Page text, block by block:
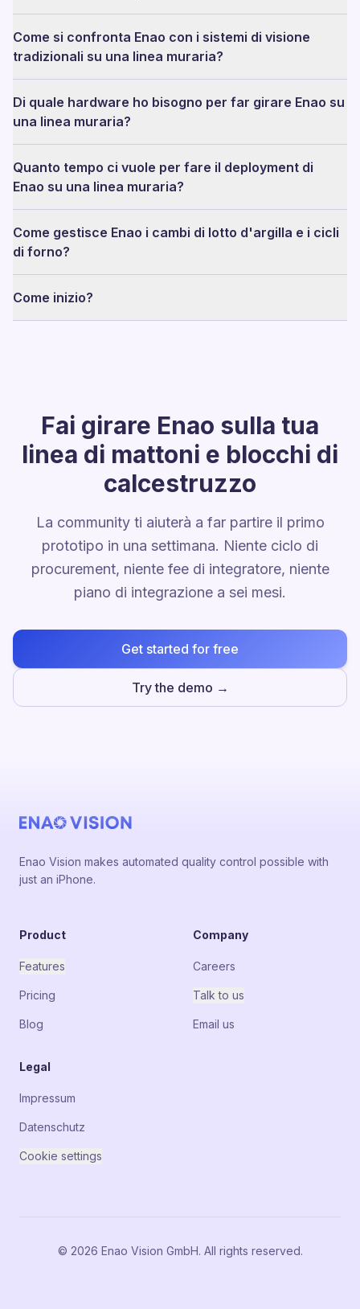
Come si confronta Enao con i sistemi di visione
tradizionali su una linea muraria?
Di quale hardware ho bisogno per far girare Enao su
una linea muraria?
Quanto tempo ci vuole per fare il deployment di
Enao su una linea muraria?
Come gestisce Enao i cambi di lotto d'argilla e i cicli
di forno?
Come inizio?
Fai girare Enao sulla tua
linea di mattoni e blocchi di
calcestruzzo
La community ti aiuterà a far partire il primo
prototipo in una settimana. Niente ciclo di
procurement, niente fee di integratore, niente
piano di integrazione a sei mesi.
Get started for free
Try the demo →
Enao Vision makes automated quality control possible with
just an iPhone.
Product
Features
Pricing
Blog
Company
Careers
Talk to us
Email us
Legal
Impressum
Datenschutz
Cookie settings
© 2026 Enao Vision GmbH. All rights reserved.